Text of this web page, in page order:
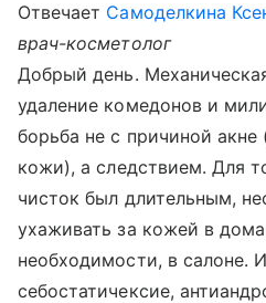
Отвечает Самоделкина
врач-косметолог
Добрый день.
удаление комедонов и
борьба не с причиной
кожи), а следствием. Для
чисток был длительным,
ухаживать за кожей в
необходимости, в салоне.
себостатичексие,